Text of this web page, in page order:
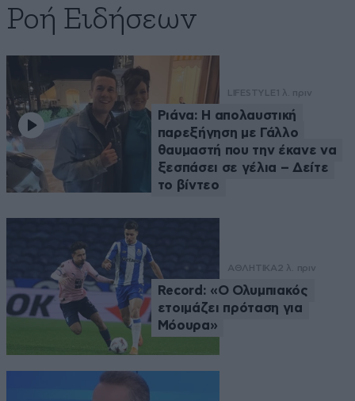
Ροή Ειδήσεων
LIFESTYLE 1 λ. πριν
Ριάνα: Η απολαυστική
παρεξήγηση με Γάλλο
θαυμαστή που την έκανε να
ξεσπάσει σε γέλια – Δείτε
το βίντεο
ΑΘΛΗΤΙΚΑ2 λ. πριν
Record: «Ο Ολυμπιακός
ετοιμάζει πρόταση για
Μόουρα»